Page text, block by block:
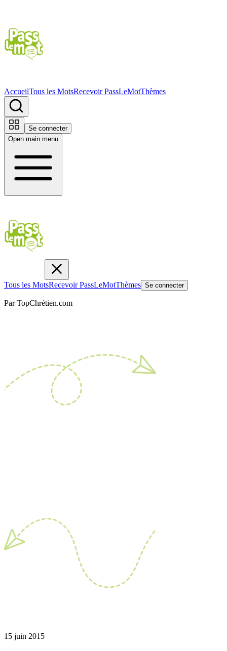
AccueilTous les MotsRecevoir PassLeMotThèmes
Se connecter
Open main menu
Tous les MotsRecevoir PassLeMotThèmes Se connecter
Par TopChrétien.com
15 juin 2015